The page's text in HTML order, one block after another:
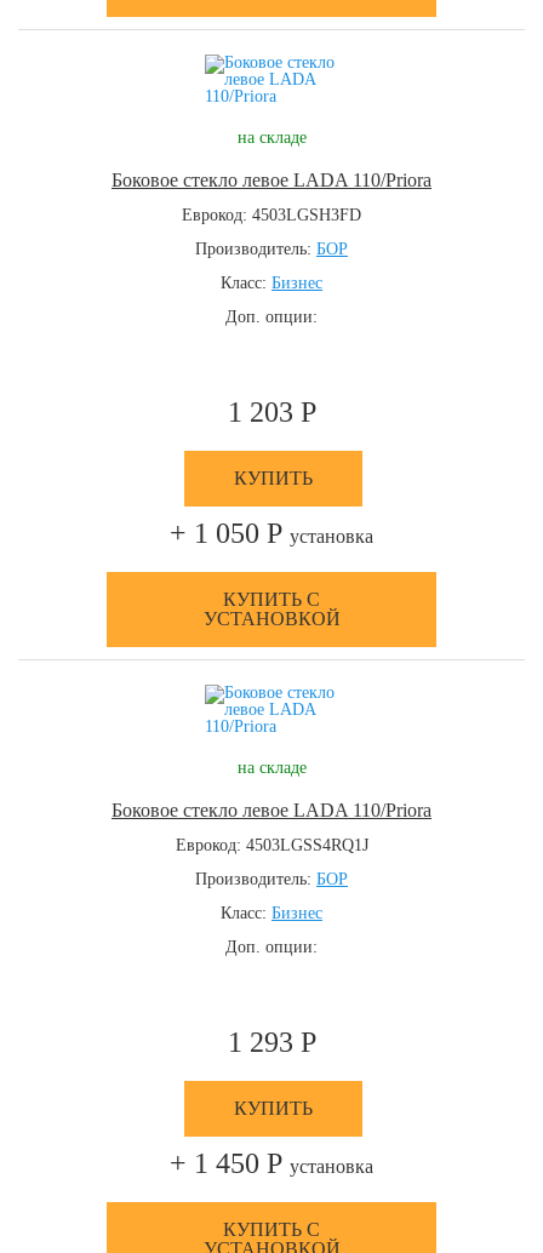
на складе
Боковое стекло левое LADA 110/Priora
Еврокод: 4503LGSH3FD
Производитель: БОР
Класс: Бизнес
Доп. опции:
1 203 Р
КУПИТЬ
+ 1 050 Р установка
КУПИТЬ С
УСТАНОВКОЙ
на складе
Боковое стекло левое LADA 110/Priora
Еврокод: 4503LGSS4RQ1J
Производитель: БОР
Класс: Бизнес
Доп. опции:
1 293 Р
КУПИТЬ
+ 1 450 Р установка
КУПИТЬ С
УСТАНОВКОЙ